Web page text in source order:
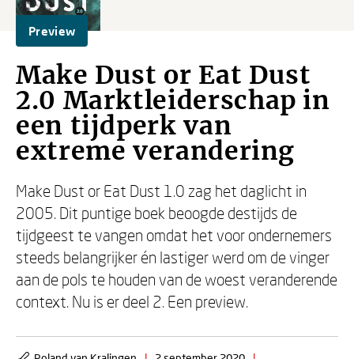
Preview
Make Dust or Eat Dust
2.0 Marktleiderschap in
een tijdperk van
extreme verandering
Make Dust or Eat Dust 1.0 zag het daglicht in
2005. Dit puntige boek beoogde destijds de
tijdgeest te vangen omdat het voor ondernemers
steeds belangrijker én lastiger werd om de vinger
aan de pols te houden van de woest veranderende
context. Nu is er deel 2. Een preview.